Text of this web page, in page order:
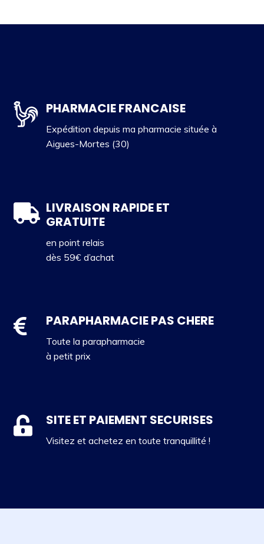
PHARMACIE FRANCAISE
Expédition depuis ma pharmacie située à
Aigues-Mortes (30)
LIVRAISON RAPIDE ET
GRATUITE
en point relais
dès 59€ d’achat
PARAPHARMACIE PAS CHERE
Toute la parapharmacie
à petit prix
SITE ET PAIEMENT SECURISES
Visitez et achetez en toute tranquillité !